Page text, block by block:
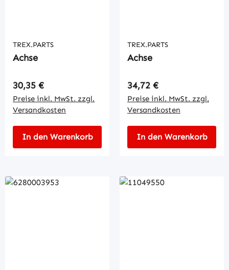
TREX.PARTS
Achse
Regulärer Preis:
30,35 €
Preise inkl. MwSt. zzgl.
Versandkosten
In den Warenkorb
TREX.PARTS
Achse
Regulärer Preis:
34,72 €
Preise inkl. MwSt. zzgl.
Versandkosten
In den Warenkorb